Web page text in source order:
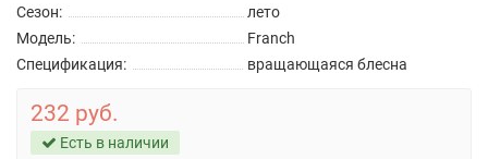
Сезон:
лето
Модель:
Franch
Спецификация:
вращающаяся блесна
232 руб.
Есть в наличии